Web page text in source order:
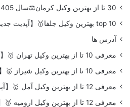
30 تا از بهترین وکیل کرمان⚖️سال 1405
top 10 بهترین وکیل جلفا🥇【آپدیت جدید】⚖️
آدرس ها
معرفی 10 تا از بهترین وکیل تهران 🥇【آپدیت جدید】⚖️
معرفی 10 تا از بهترین وکیل شیراز 🥇【آپدیت جدید】⚖️
معرفی 12 تا از بهترین وکیل آمل 🥇【آپدیت جدید】⚖️
معرفی 12 تا از بهترین وکیل ارومیه 🥇【آپدیت جدید】⚖️